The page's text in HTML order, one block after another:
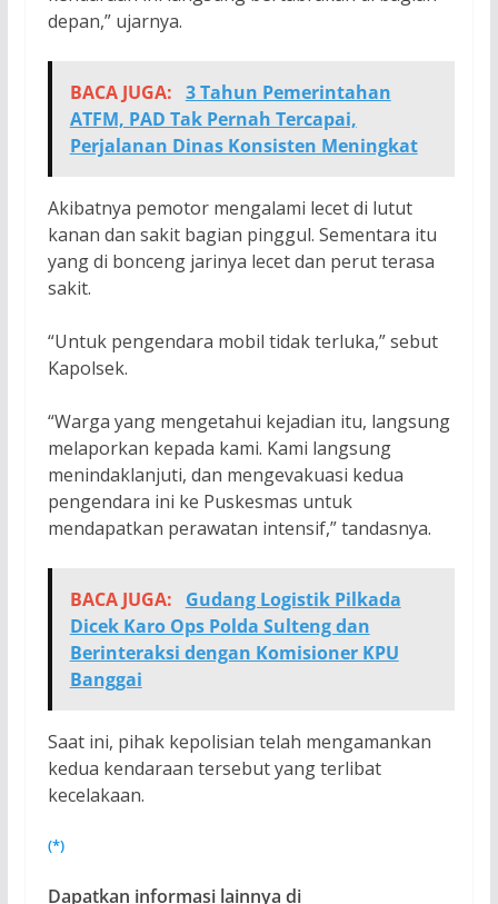
depan,” ujarnya.
BACA JUGA: 3 Tahun Pemerintahan
ATFM, PAD Tak Pernah Tercapai,
Perjalanan Dinas Konsisten Meningkat
Akibatnya pemotor mengalami lecet di lutut
kanan dan sakit bagian pinggul. Sementara itu
yang di bonceng jarinya lecet dan perut terasa
sakit.
“Untuk pengendara mobil tidak terluka,” sebut
Kapolsek.
“Warga yang mengetahui kejadian itu, langsung
melaporkan kepada kami. Kami langsung
menindaklanjuti, dan mengevakuasi kedua
pengendara ini ke Puskesmas untuk
mendapatkan perawatan intensif,” tandasnya.
BACA JUGA:
Gudang Logistik Pilkada
Dicek Karo Ops Polda Sulteng dan
Berinteraksi dengan Komisioner KPU
Banggai
Saat ini, pihak kepolisian telah mengamankan
kedua kendaraan tersebut yang terlibat
kecelakaan.
(*)
Dapatkan informasi lainnya di